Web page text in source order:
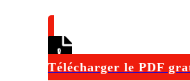
Télécharger le PDF